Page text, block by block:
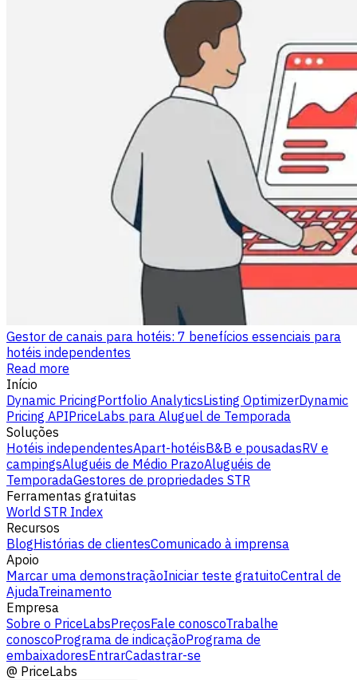
Gestor de canais para hotéis: 7 benefícios essenciais para
hotéis independentes
Read more
Início
Dynamic PricingPortfolio AnalyticsListing OptimizerDynamic
Pricing APIPriceLabs para Aluguel de Temporada
Soluções
Hotéis independentesApart-hotéisB&B e pousadasRV e
campingsAluguéis de Médio PrazoAluguéis de
TemporadaGestores de propriedades STR
Ferramentas gratuitas
World STR Index
Recursos
BlogHistórias de clientesComunicado à imprensa
Apoio
Marcar uma demonstraçãoIniciar teste gratuitoCentral de
AjudaTreinamento
Empresa
Sobre o PriceLabsPreçosFale conoscoTrabalhe
conoscoPrograma de indicaçãoPrograma de
embaixadoresEntrarCadastrar-se
@ PriceLabs